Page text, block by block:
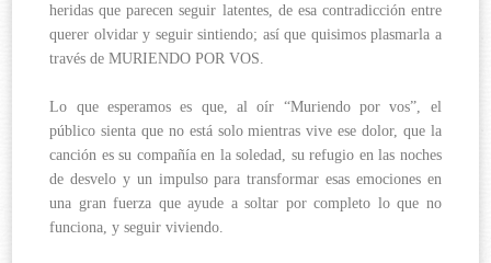
heridas que parecen seguir latentes, de esa contradicción entre
querer olvidar y seguir sintiendo; así que quisimos plasmarla a
través de MURIENDO POR VOS.
Lo que esperamos es que, al oír “Muriendo por vos”, el
público sienta que no está solo mientras vive ese dolor, que la
canción es su compañía en la soledad, su refugio en las noches
de desvelo y un impulso para transformar esas emociones en
una gran fuerza que ayude a soltar por completo lo que no
funciona, y seguir viviendo.